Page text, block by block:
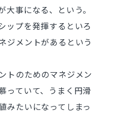
事になる、という。
ップを発揮するといろ
ジメントがあるという
トのためのマネジメン
っていて、うまく円滑
みたいになってしまっ